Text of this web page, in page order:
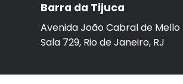
Barra da Tijuca
Avenida João Cabral de Mello
Sala 729, Rio de Janeiro, RJ